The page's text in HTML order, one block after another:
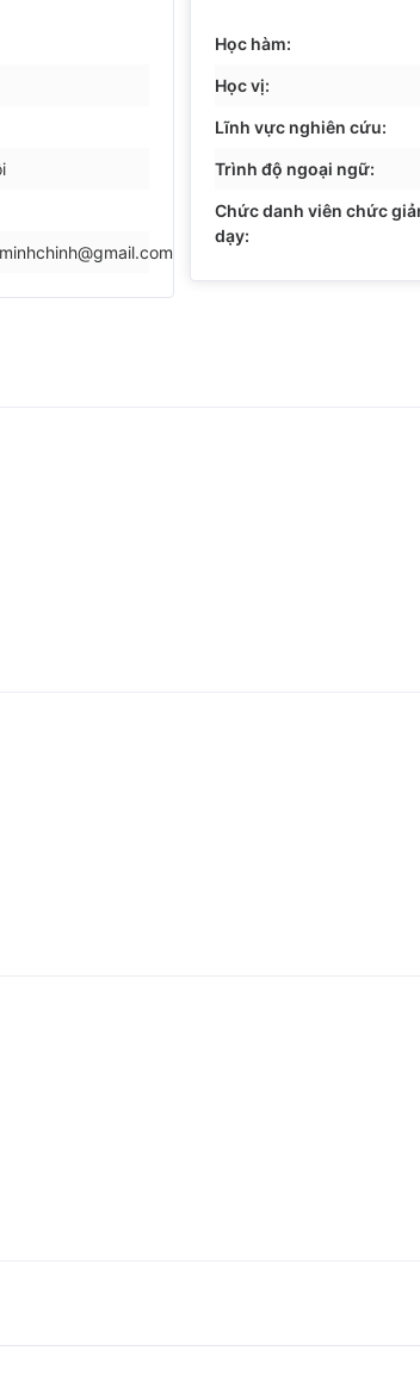
Học hàm:
Học vị:
Lĩnh vực nghiên cứu:
Trình độ ngoại ngữ:
Chức danh viên chức
dạy: